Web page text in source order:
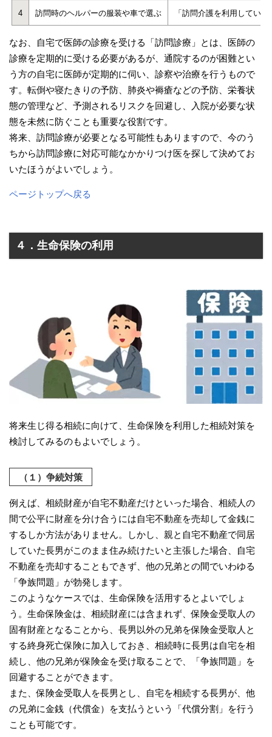
4 訪問時のヘルパーの服装や車で選ぶ 「訪問介護を利用してい
なお、自宅で医師の診療を受ける「訪問診療」とは、医師の
診療を定期的に受ける必要があるが、通院するのが困難とい
う方の自宅に医師が定期的に伺い、診察や治療を行うもので
す。転倒や寝たきりの予防、肺炎や褥瘡などの予防、栄養状
態の管理など、予測されるリスクを回避し、入院が必要な状
態を未然に防ぐことも重要な役割です。
将来、訪問診療が必要となる可能性もありますので、今のう
ちから訪問診療に対応可能なかかりつけ医を探して決めてお
いたほうがよいでしょう。
ページトップへ戻る
４．生命保険の利用
将来生じ得る相続に向けて、生命保険を利用した相続対策を
検討してみるのもよいでしょう。
（１）争続対策
例えば、相続財産が自宅不動産だけといった場合、相続人の
間で公平に財産を分け合うには自宅不動産を売却して金銭に
するしか方法がありません。しかし、親と自宅不動産で同居
していた長男がこのまま住み続けたいと主張した場合、自宅
不動産を売却することもできず、他の兄弟との間でいわゆる
「争族問題」が勃発します。
このようなケースでは、生命保険を活用するとよいでしょ
う。生命保険金は、相続財産には含まれず、保険金受取人の
固有財産となることから、長男以外の兄弟を保険金受取人と
する終身死亡保険に加入しておき、相続時に長男は自宅を相
続し、他の兄弟が保険金を受け取ることで、「争族問題」を
回避することができます。
また、保険金受取人を長男とし、自宅を相続する長男が、他
の兄弟に金銭（代償金）を支払うという「代償分割」を行う
ことも可能です。